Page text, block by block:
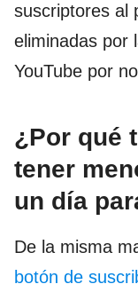
suscriptores al
eliminadas por
YouTube por
¿Por qué
tener
un día
De la misma
botón de